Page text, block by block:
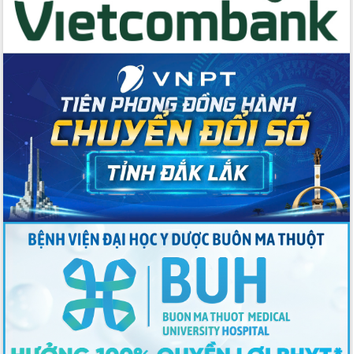
Thứ trưởng Bộ Y tế làm việc với tỉnh
Đắk Lắk về phát triển nhân lực y tế
cho trạm y tế cấp xã
Du lịch Đắk Lắk nâng tầm trải nghiệm
du khách thông qua Hệ thống cơ sở dữ
liệu và Bản đồ số
Tập huấn ứng dụng trí tuệ nhân tạo (AI)
trong thương mại điện tử năm 2026
Đoàn đại biểu Quốc hội tỉnh Đắk Lắk
trao đổi thông tin trước Kỳ họp thứ
nhất, Quốc hội khóa XVI
Quyết liệt cải cách hành chính, khơi
thông nguồn lực phát triển
Nâng cao hiệu lực, hiệu quả HĐND
tỉnh thông qua hiện đại hóa hành chính
Xã Ea Phê gắn cải cách hành chính với
chuyển đổi số
Phó Chủ tịch Thường trực UBND tỉnh
Hồ Thị Nguyên Thảo làm việc tại Trung